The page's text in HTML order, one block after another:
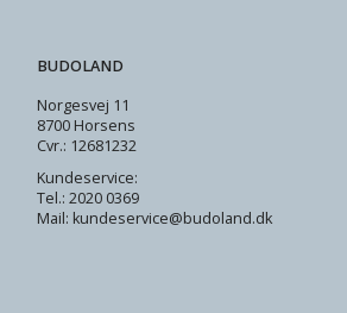
BUDOLAND
Norgesvej 11
8700 Horsens
Cvr.: 12681232
Kundeservice:
Tel.: 2020 0369
Mail: kundeservice@budoland.dk